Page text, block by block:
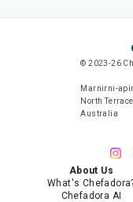
© 2023-26
Marnirni-
North
Australia
About Us
What's
Chefadora AI